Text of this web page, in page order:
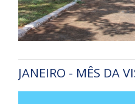
JANEIRO - MÊS DA